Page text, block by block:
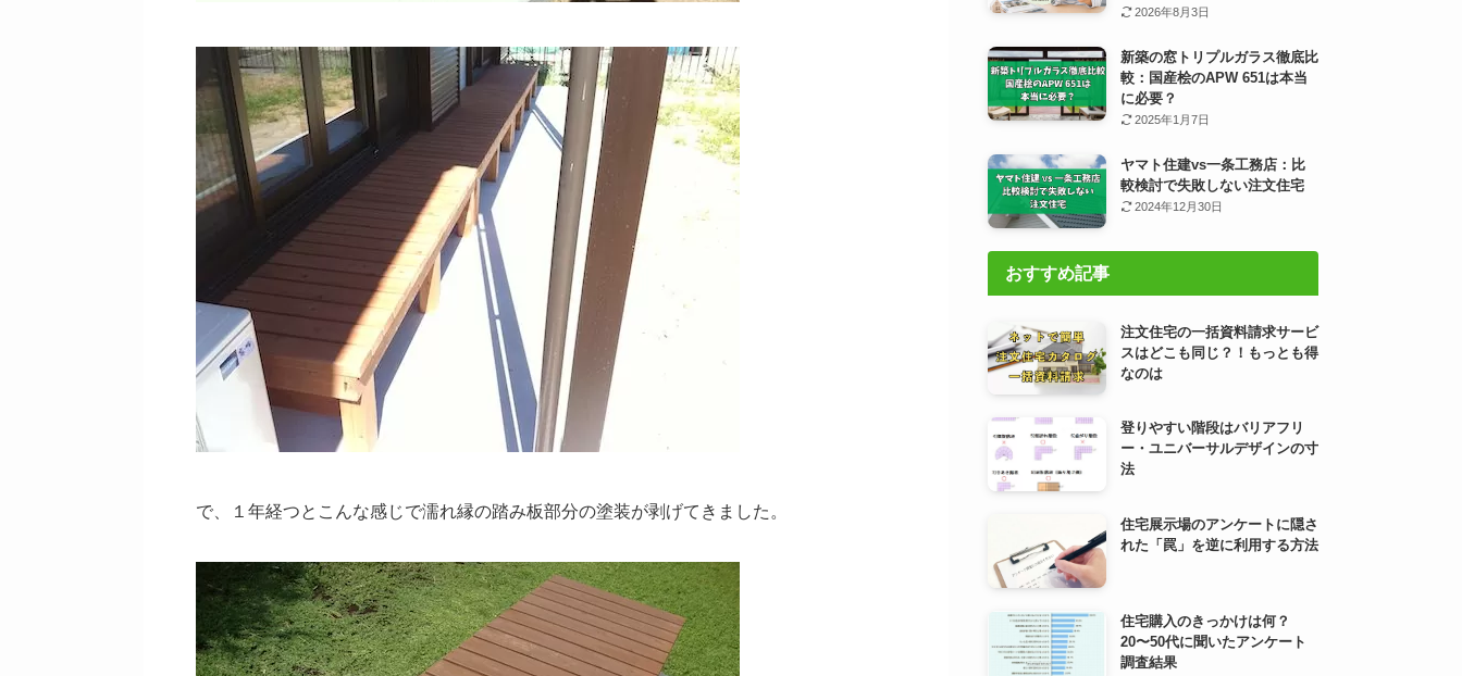
で、１年経つとこんな感じで濡れ縁の踏み板部分の塗装が剥げてきました。
2026年8月3日
新築の窓トリプルガラス徹底比
較：国産桧のAPW 651は本当
に必要？
2025年1月7日
ヤマト住建vs一条工務店：比
較検討で失敗しない注文住宅
2024年12月30日
おすすめ記事
注文住宅の一括資料請求サービ
スはどこも同じ？！もっとも得
なのは
登りやすい階段はバリアフリ
ー・ユニバーサルデザインの寸
法
住宅展示場のアンケートに隠さ
れた「罠」を逆に利用する方法
住宅購入のきっかけは何？
20〜50代に聞いたアンケート
調査結果